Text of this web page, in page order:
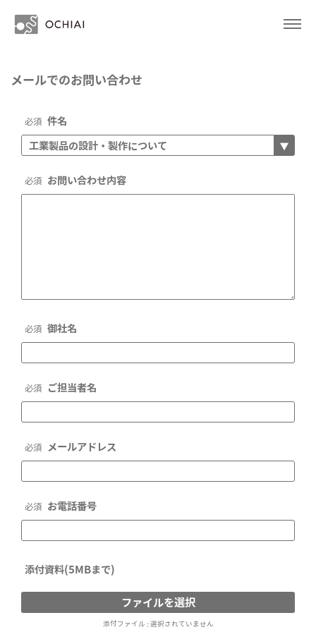
メールでのお問い合わせ
必須 件名
必須 お問い合わせ内容
必須 御社名
必須 ご担当者名
必須 メールアドレス
必須 お電話番号
添付資料(5MBまで)
ファイルを選択
添付ファイル : 選択されていません